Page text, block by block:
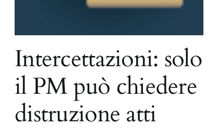
Intercettazioni: solo
il PM può chiedere
distruzione atti